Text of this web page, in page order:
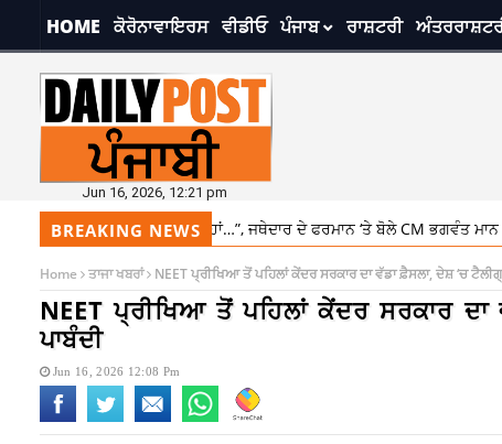
HOME ਕੋਰੋਨਾਵਾਇਰਸ ਵੀਡੀਓ ਪੰਜਾਬ ਰਾਸ਼ਟਰੀ
Jun 16, 2026, 12:21 pm
BREAKING NEWS
ਵੀਡੀਓ ‘ਚ ਮੈਂ ਨਹੀਂ ਹਾਂ…”, ਜਥੇਦਾਰ ਦੇ ਫਰਮਾਨ ‘ਤੇ ਬੋਲੇ CM ਭਗਵੰਤ ਮਾਨ 12:08
Home ਤਾਜਾ ਖਬਰਾਂ NEET ਪ੍ਰੀਖਿਆ ਤੋਂ ਪਹਿਲਾਂ ਕੇਂਦਰ ਸਰਕਾਰ ਦਾ ਵੱਡਾ ਫ਼ੈਸਲਾ, ਦੇਸ਼ ‘ਚ
NEET ਪ੍ਰੀਖਿਆ ਤੋਂ ਪਹਿਲਾਂ ਕੇਂਦਰ ਸਰਕਾਰ
ਪਾਬੰਦੀ
Jun 16, 2026 12:08 Pm